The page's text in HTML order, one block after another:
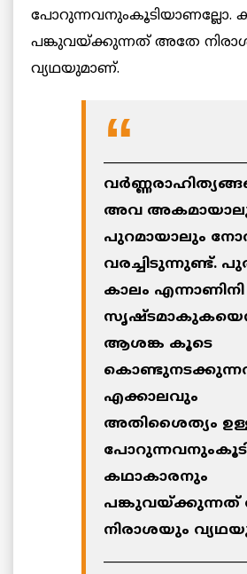
പോറുന്നവനുംകൂടിയാണല്ലോ.
പങ്കുവയ്ക്കുന്നത് അതേ
വ്യഥയുമാണ്.
അവ
പുറമായാലും
വരച്ചിടുന്നുണ്ട്.
കാലം എന്നാണിനി
ആശങ്ക കൂടെ
എക്കാലവും
അതിശൈത്യം
കഥാകാരനും
നിരാശയും